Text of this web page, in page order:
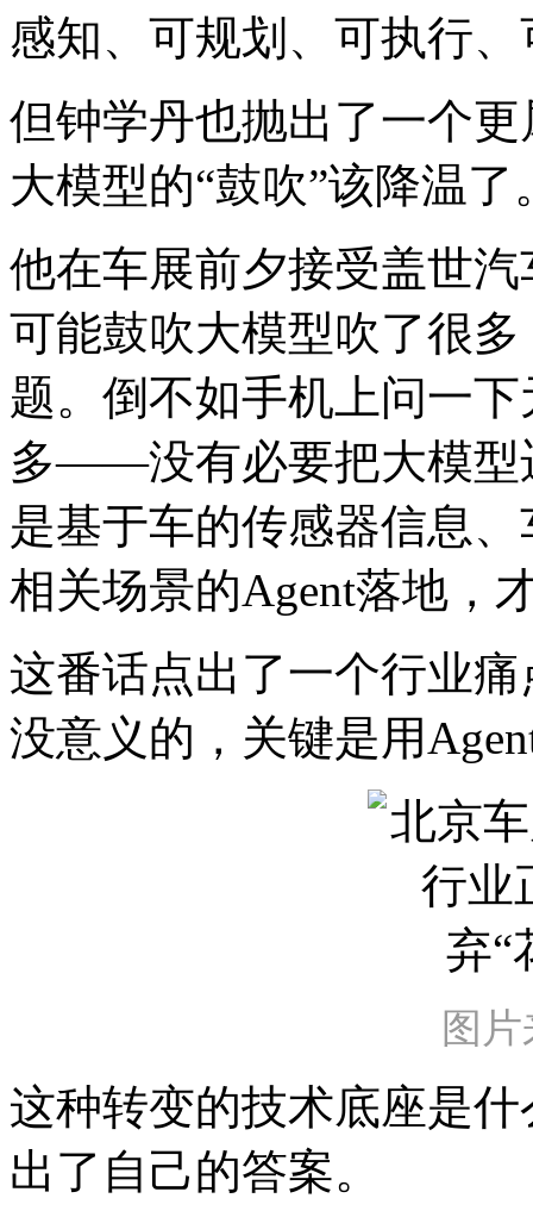
感知、可规划、可执行
但钟学丹也抛出了一个
大模型的“鼓吹”该降温了
他在车展前夕接受盖世
可能鼓吹大模型吹了很
题。倒不如手机上问一
多——没有必要把大模型
是基于车的传感器信息
相关场景的Agent落地，
这番话点出了一个行业
没意义的，关键是用
图
这种转变的技术底座是
出了自己的答案。